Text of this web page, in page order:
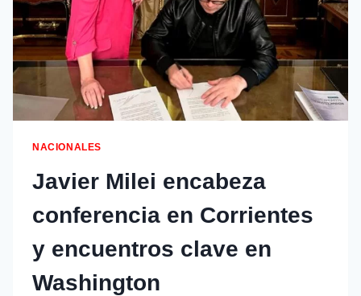
NACIONALES
Javier Milei encabeza
conferencia en Corrientes
y encuentros clave en
Washington